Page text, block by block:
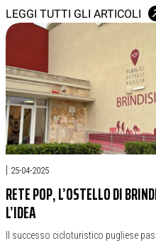
LEGGI TUTTI GLI ARTICOLI
| 25-04-2025
RETE POP, L’OSTELLO DI
L’IDEA
Il successo cicloturistico pugliese